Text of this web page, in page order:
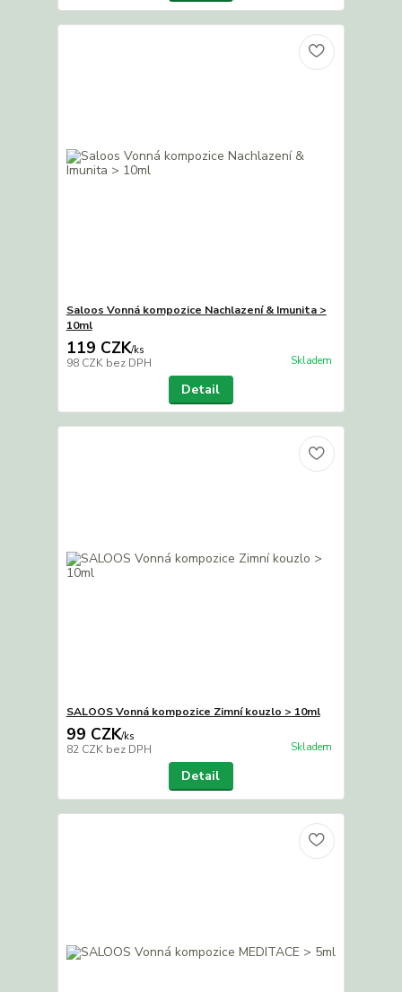
Saloos Vonná kompozice Nachlazení & Imunita >
10ml
119 CZK/ks
98 CZK bez DPH Skladem
Detail
SALOOS Vonná kompozice Zimní kouzlo > 10ml
99 CZK/ks
82 CZK bez DPH Skladem
Detail